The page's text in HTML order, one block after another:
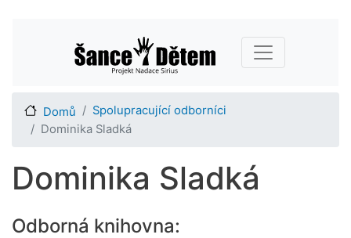
hlavnímu
obsahu
Main navigation
Domů
Spolupracující odborníci
Dominika Sladká
Dominika Sladká
Odborná knihovna: